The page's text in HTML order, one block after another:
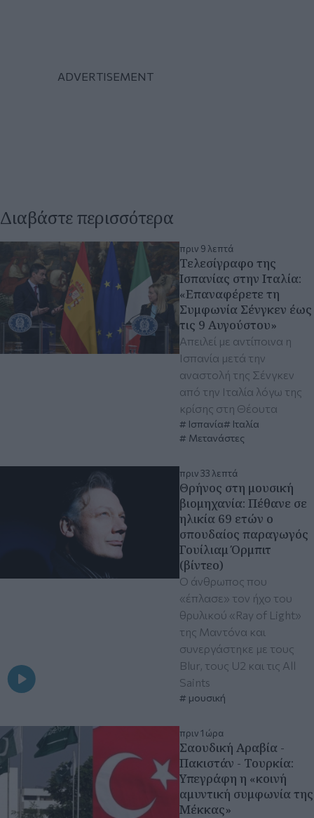
Διαβάστε περισσότερα
πριν 9 λεπτά
Τελεσίγραφο της
Ισπανίας στην Ιταλία:
«Επαναφέρετε τη
Συμφωνία Σένγκεν έως
τις 9 Αυγούστου»
Απειλεί με αντίποινα η
Ισπανία μετά την
αναστολή της Σένγκεν
από την Ιταλία λόγω της
κρίσης στη Θέουτα
Ισπανία
Ιταλία
Μετανάστες
πριν 33 λεπτά
Θρήνος στη μουσική
βιομηχανία: Πέθανε σε
ηλικία 69 ετών ο
σπουδαίος παραγωγός
Γουίλιαμ Όρμπιτ
(βίντεο)
Ο άνθρωπος που
«έπλασε» τον ήχο του
θρυλικού «Ray of Light»
της Μαντόνα και
συνεργάστηκε με τους
Blur, τους U2 και τις All
Saints
μουσική
πριν 1 ώρα
Σαουδική Αραβία -
Πακιστάν - Τουρκία:
Υπεγράφη η «κοινή
αμυντική συμφωνία της
Μέκκας»